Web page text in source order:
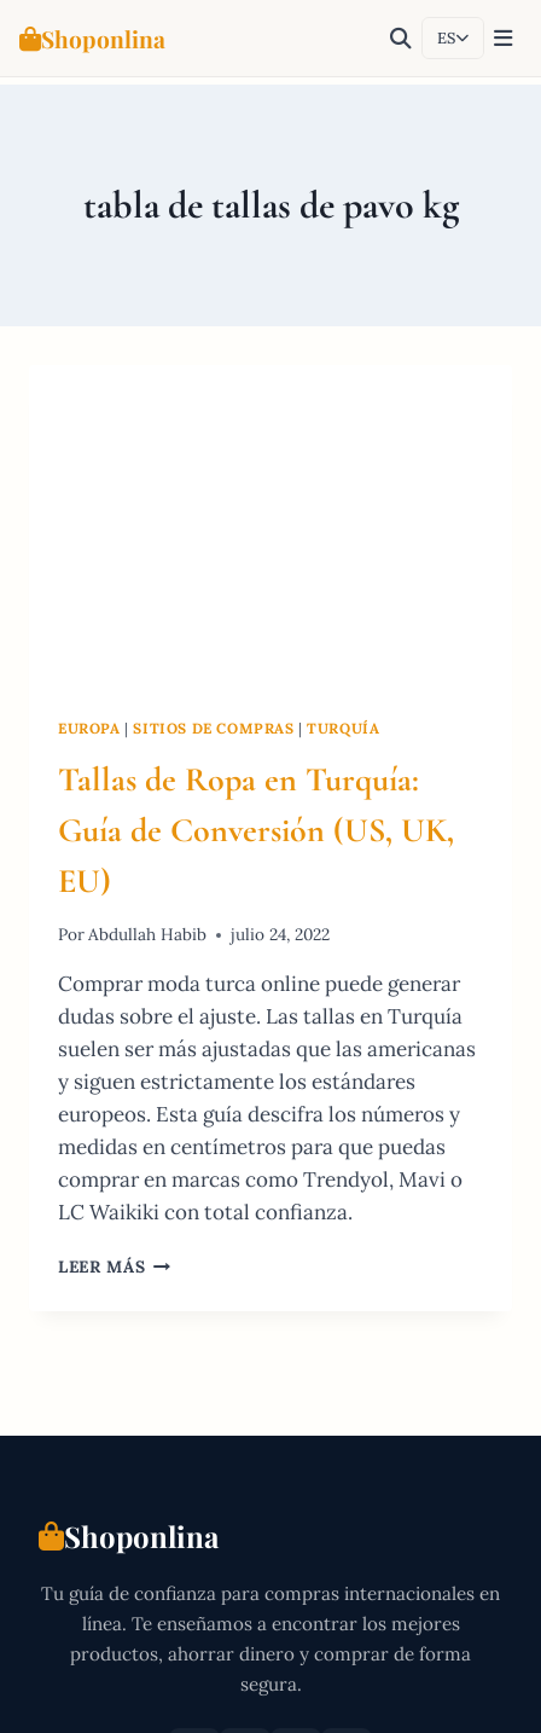
Shoponlina ES
tabla de tallas de pavo kg
EUROPA |SITIOS DE COMPRAS |TURQUÍA
Tallas de Ropa en Turquía:
Guía de Conversión (US, UK,
EU)
PorAbdullah Habib julio 24, 2022
Comprar moda turca online puede generar
dudas sobre el ajuste. Las tallas en Turquía
suelen ser más ajustadas que las americanas
y siguen estrictamente los estándares
europeos. Esta guía descifra los números y
medidas en centímetros para que puedas
comprar en marcas como Trendyol, Mavi o
LC Waikiki con total confianza.
LEER MÁS TALLAS
CONVERSIÓN
Shoponlina
Tu guía de confianza para compras internacionales en
línea. Te enseñamos a encontrar los mejores
productos, ahorrar dinero y comprar de forma
segura.